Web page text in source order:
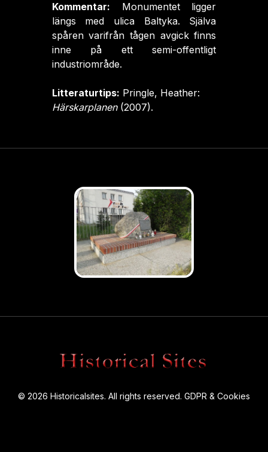
Kommentar:
Monumentet ligger
längs med ulica Baltyka. Själva
spåren varifrån tågen avgick finns
inne på ett semi-offentligt
industriområde.
Litteraturtips: Pringle, Heather:
Härskarplanen (2007).
© 2026 Historicalsites. All rights reserved. GDPR & Cookies